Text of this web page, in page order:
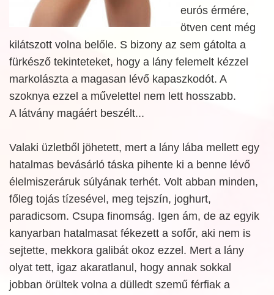
eurós érmére,
ötven cent még
kilátszott volna belőle. S bizony az sem gátolta a
fürkésző tekinteteket, hogy a lány felemelt kézzel
markolászta a magasan lévő kapaszkodót. A
szoknya ezzel a művelettel nem lett hosszabb.
A látvány magáért beszélt...
Valaki üzletből jöhetett, mert a lány lába mellett egy
hatalmas bevásárló táska pihente ki a benne lévő
élelmiszeráruk súlyának terhét. Volt abban minden,
főleg tojás tízesével, meg tejszín, joghurt,
paradicsom. Csupa finomság. Igen ám, de az egyik
kanyarban hatalmasat fékezett a sofőr, aki nem is
sejtette, mekkora galibát okoz ezzel. Mert a lány
olyat tett, igaz akaratlanul, hogy annak sokkal
jobban örültek volna a dülledt szemű férfiak a